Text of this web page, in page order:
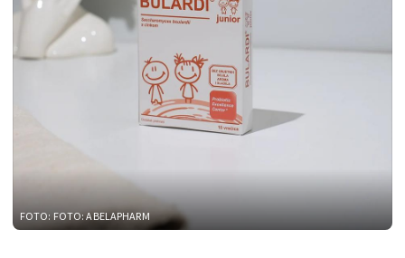
FOTO: FOTO: ABELAPHARM